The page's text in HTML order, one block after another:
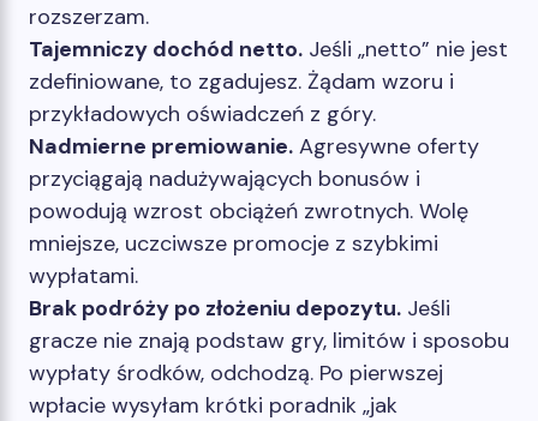
rozszerzam.
Tajemniczy dochód netto. Jeśli „netto” nie jest
zdefiniowane, to zgadujesz. Żądam wzoru i
przykładowych oświadczeń z góry.
Nadmierne premiowanie. Agresywne oferty
przyciągają nadużywających bonusów i
powodują wzrost obciążeń zwrotnych. Wolę
mniejsze, uczciwsze promocje z szybkimi
wypłatami.
Brak podróży po złożeniu depozytu. Jeśli
gracze nie znają podstaw gry, limitów i sposobu
wypłaty środków, odchodzą. Po pierwszej
wpłacie wysyłam krótki poradnik „jak